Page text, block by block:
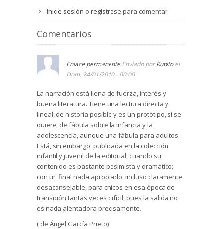
Inicie sesión o regístrese para comentar
Comentarios
Enlace permanente Enviado porRubitoel
Dom, 24/01/2010 - 00:00
La narración está llena de fuerza, interés y
buena literatura. Tiene una lectura directa y
lineal, de historia posible y es un prototipo, si se
quiere, de fábula sobre la infancia y la
adolescencia, aunque una fábula para adultos.
Está, sin embargo, publicada en la colección
infantil y juvenil de la editorial, cuando su
contenido es bastante pesimista y dramático;
con un final nada apropiado, incluso claramente
desaconsejable, para chicos en esa época de
transición tantas veces difícil, pues la salida no
es nada alentadora precisamente.
( de Ángel García Prieto)